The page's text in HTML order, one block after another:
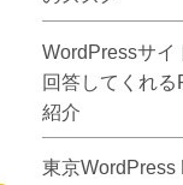
WordPressサイ
回答してくれ
紹介
東京WordPress